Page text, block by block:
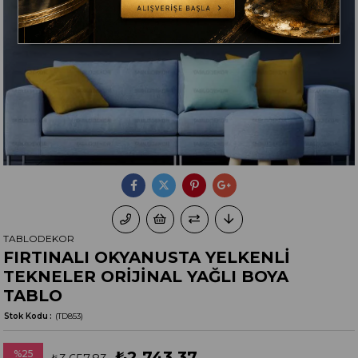
FIRTINALI OKYANUSTA YELKENLİ
TEKNELER ORİJİNAL YAĞLI BOYA
TABLO
(TD853)
Stok Kodu
TABLODEKOR
%25